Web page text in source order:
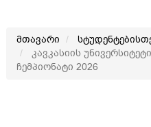
მთავარი
კავკასიის
ჩემპიონატი 2026